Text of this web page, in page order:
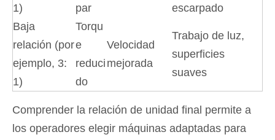
1)
par
escarpado
Baja
relación (por
ejemplo, 3:
1)
Torqu
e
reduci
do
Velocidad
mejorada
Trabajo de luz,
superficies
suaves
Comprender la relación de unidad final permite a
los operadores elegir máquinas adaptadas para